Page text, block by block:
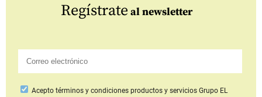
Regístrate al newsletter
Aceptotérminos y condiciones productos y serviciosGrupo EL